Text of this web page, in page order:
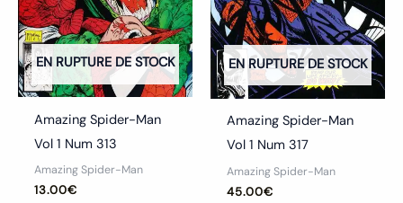
EN RUPTURE DE STOCK
Amazing Spider-Man
Vol 1 Num 313
Amazing Spider-Man
13.00€
peuvent
être
choisies
sur
EN RUPTURE DE STOCK
Amazing Spider-Man
Vol 1 Num 317
Amazing Spider-Man
45.00€
être
sur